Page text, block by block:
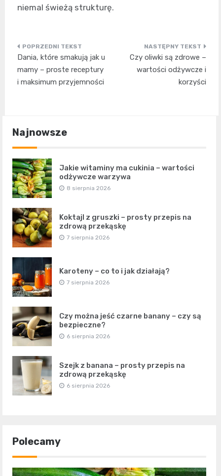
niemal świeżą strukturę.
Nawigacja
wpisu
Dania, które smakują jak u
mamy – proste receptury
i maksimum przyjemności
Czy oliwki są zdrowe –
wartości odżywcze i
korzyści
Najnowsze
Jakie witaminy ma cukinia – wartości
odżywcze warzywa
8 sierpnia 2026
Koktajl z gruszki – prosty przepis na
zdrową przekąskę
7 sierpnia 2026
Karoteny – co to i jak działają?
7 sierpnia 2026
Czy można jeść czarne banany – czy są
bezpieczne?
6 sierpnia 2026
Szejk z banana – prosty przepis na
zdrową przekąskę
6 sierpnia 2026
Polecamy